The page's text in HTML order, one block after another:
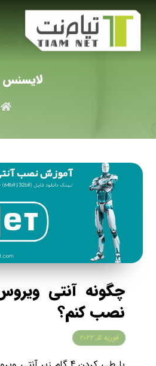
لایسنس
نصب کنم؟
فوریه ۵, ۲۰۲۲